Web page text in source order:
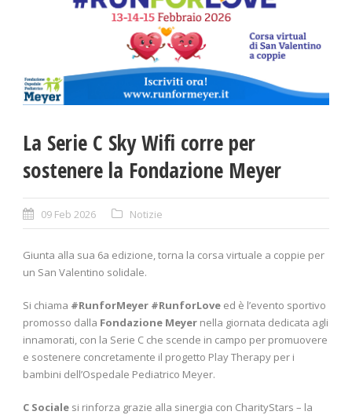
La Serie C Sky Wifi corre per
sostenere la Fondazione Meyer
09 Feb 2026 Notizie
Giunta alla sua 6a edizione, torna la corsa virtuale a coppie per
un San Valentino solidale.
Si chiama #RunforMeyer #RunforLove ed è l’evento sportivo
promosso dalla Fondazione Meyer nella giornata dedicata agli
innamorati, con la Serie C che scende in campo per promuovere
e sostenere concretamente il progetto Play Therapy per i
bambini dell’Ospedale Pediatrico Meyer.
C Sociale si rinforza grazie alla sinergia con CharityStars – la